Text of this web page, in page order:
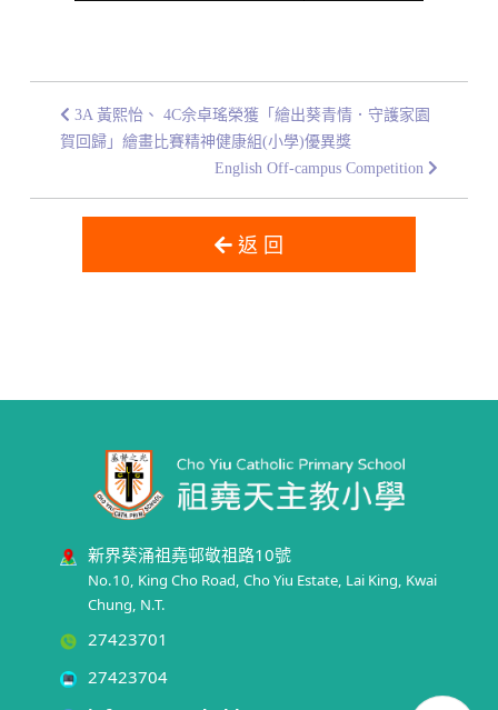
3A 黃熙怡、 4C佘卓瑤榮獲「繪出葵青情．守護家園
賀回歸」繪畫比賽精神健康組(小學)優異獎
English Off-campus Competition
返 回
新界葵涌祖堯邨敬祖路10號
No.10, King Cho Road, Cho Yiu Estate, Lai King, Kwai
Chung, N.T.
27423701
27423704